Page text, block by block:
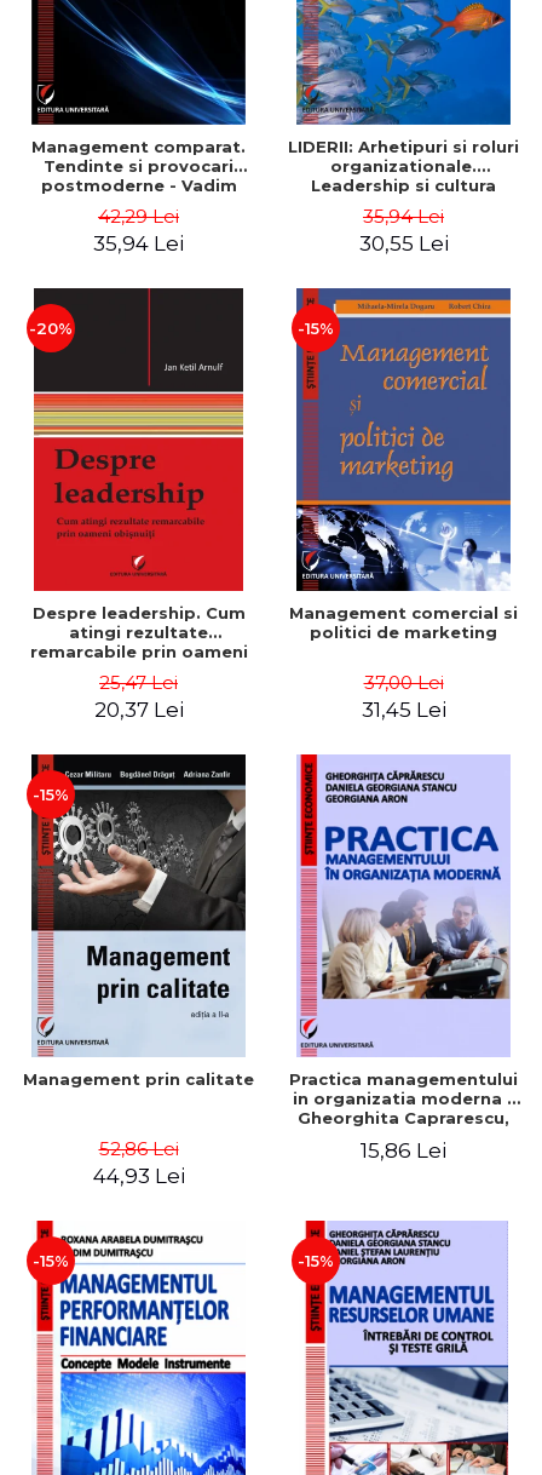
Management comparat.
Tendinte si provocari
postmoderne - Vadim
42,29 Lei
35,94 Lei
LIDERII: Arhetipuri si roluri
organizationale.
Leadership si cultura
Dumitrascu
35,94 Lei
30,55 Lei
-20%
Despre leadership. Cum
atingi rezultate
remarcabile prin oameni
25,47 Lei
20,37 Lei
-15%
Management comercial si
politici de marketing
37,00 Lei
31,45 Lei
-15%
Management prin calitate
52,86 Lei
44,93 Lei
Practica managementului
in organizatia moderna -
Gheorghita Caprarescu,
Georgiana Aron
15,86 Lei
-15% -15%